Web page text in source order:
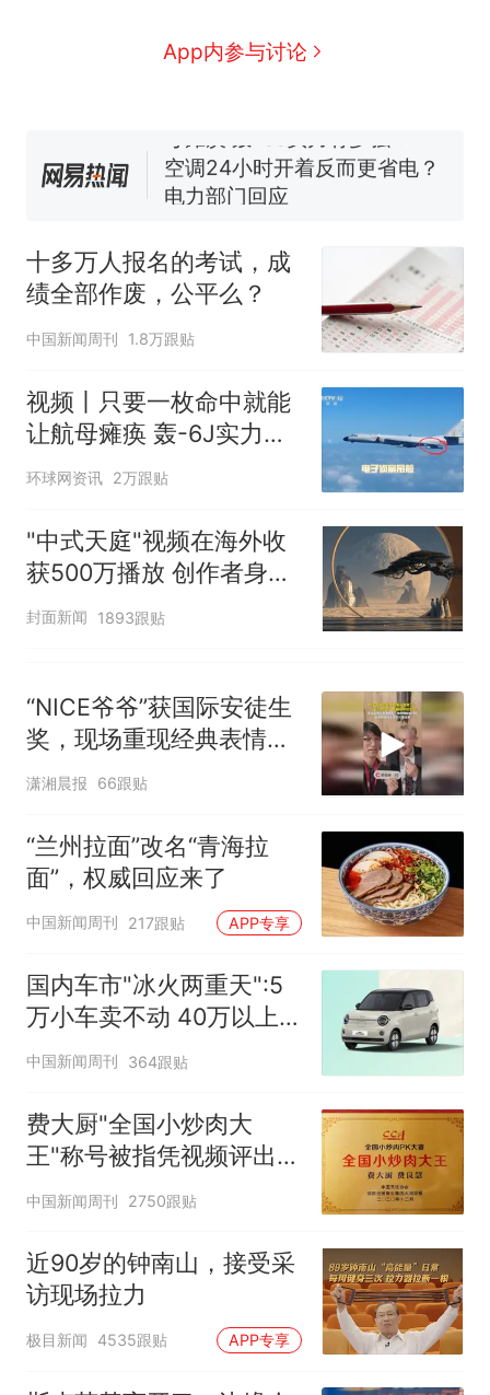
App内参与讨论
国大使骑行绕了几乎整个国境
线一圈，还曾两次到中国寻根
搬家报价570元，搬到楼下交
5060元才肯搬上楼！女子傻眼
空调24小时开着反而更省电？
电力部门回应
大风力14级
热
十多万人报名的考试，成绩
全部作废，公平么？
十多万人报名的考试，成
绩全部作废，公平么？
中国新闻周刊 1.8万跟贴
视频丨只要一枚命中就能
让航母瘫痪 轰-6J实力有
多强？
环球网资讯 2万跟贴
"中式天庭"视频在海外收
获500万播放 创作者身份
披露
封面新闻 1893跟贴
“NICE爷爷”获国际安徒生
奖，现场重现经典表情
包，向中国粉丝问好
潇湘晨报 66跟贴
“兰州拉面”改名“青海拉
面”，权威回应来了
中国新闻周刊 217跟贴 APP专享
国内车市"冰火两重天":5
万小车卖不动 40万以上
的抢购
中国新闻周刊 364跟贴
费大厨"全国小炒肉大
王"称号被指凭视频评出
官方回应
中国新闻周刊 2750跟贴
近90岁的钟南山，接受采
访现场拉力
极目新闻 4535跟贴 APP专享